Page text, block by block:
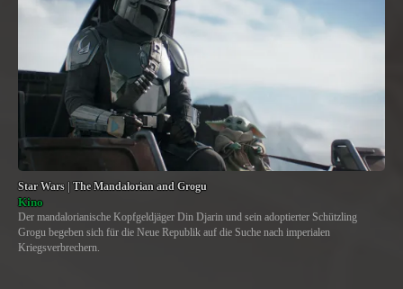
Star Wars | The Mandalorian and Grogu
Kino
Der mandalorianische Kopfgeldjäger Din Djarin und sein adoptierter Schützling
Grogu begeben sich für die Neue Republik auf die Suche nach imperialen
Kriegsverbrechern.